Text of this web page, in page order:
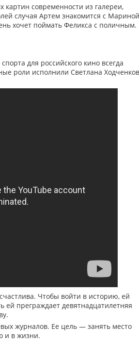
современности из галереи,
случая Артем знакомится с Мариной
хочет поймать Феликса с поличным.
для российского кино всегда
роли исполнили Светлана
Чтобы войти в историю, ей
ей преграждает девятнадцатилетняя
журналов. Ее цель — занять место
и в жизни.